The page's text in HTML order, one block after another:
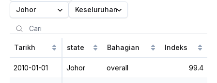
Johor
Keseluruhan
Tarikh state Bahagian Indeks
2010-01-01 Johor overall 99.4